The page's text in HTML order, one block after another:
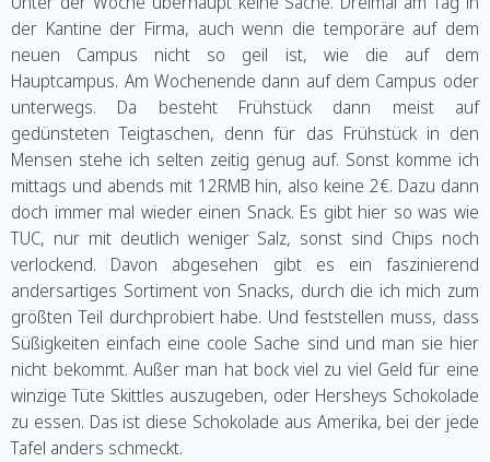
der Kantine der Firma, auch wenn die temporäre auf dem
neuen Campus nicht so geil ist, wie die auf dem
Hauptcampus. Am Wochenende dann auf dem Campus oder
unterwegs. Da besteht Frühstück dann meist auf
gedünsteten Teigtaschen, denn für das Frühstück in den
Mensen stehe ich selten zeitig genug auf. Sonst komme ich
mittags und abends mit 12RMB hin, also keine 2€. Dazu dann
doch immer mal wieder einen Snack. Es gibt hier so was wie
TUC, nur mit deutlich weniger Salz, sonst sind Chips noch
verlockend. Davon abgesehen gibt es ein faszinierend
andersartiges Sortiment von Snacks, durch die ich mich zum
größten Teil durchprobiert habe. Und feststellen muss, dass
Süßigkeiten einfach eine coole Sache sind und man sie hier
nicht bekommt. Außer man hat bock viel zu viel Geld für eine
winzige Tüte Skittles auszugeben, oder Hersheys Schokolade
zu essen. Das ist diese Schokolade aus Amerika, bei der jede
Tafel anders schmeckt.